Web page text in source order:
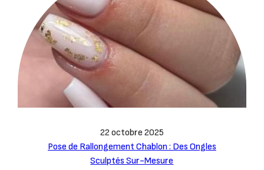
22 octobre 2025
Pose de Rallongement Chablon : Des Ongles
Sculptés Sur-Mesure